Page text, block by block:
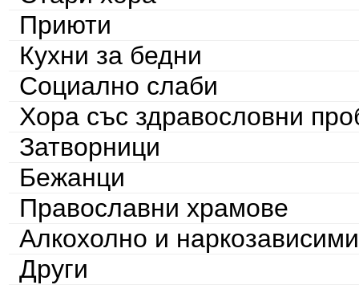
Приюти
Кухни за бедни
Социално слаби
Хора със здравословни
Затворници
Бежанци
Православни храмове
Алкохолно и наркозависими
Други